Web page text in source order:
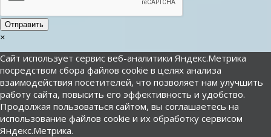
Отправить
×
Сайт использует сервис веб-аналитики Яндекс.Метрика
посредством сбора файлов cookie в целях анализа
взаимодействия посетителей, что позволяет нам улучшить
работу сайта, повысить его эффективность и удобство.
Продолжая пользоваться сайтом, вы соглашаетесь на
использование файлов cookie и их обработку сервисом
Яндекс.Метрика.